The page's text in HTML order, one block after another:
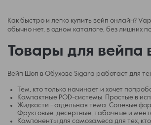
Как быстро и легко купить вейп онлайн?
обычно нет, в одном каталоге, без лишних
Товары для вейпа
Вейп Шоп в Обухове Sigara работает для
Тем, кто только начинает и хочет
Компактные POD-системы. Простые в
Жидкости - отдельная тема. Солевые
Фруктовые, десертные, табачные и
Компоненты для самозамеса для тех,